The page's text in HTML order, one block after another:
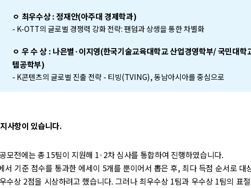
ㅇ 최우수상 : 정재안(아주대 경제학과)
- K-OTT의 글로벌 경쟁력 강화 전략: 팬덤과 상생을 통한 차별화
ㅇ 우 수 상 : 나은별·이지영(한국기술교육대학교 산업경영학부/ 국민대학
템공학부)
- K콘텐츠의 글로벌 진출 전략 - 티빙(TVING), 동남아시아를 중심으로
사항이 있습니다.
모전에는 총 15팀이 지원해 1·2차 심사를 통합하여 진행하였습니다.
서 기준 점수를 통과한 에세이 5개를 뿐이어서 뽑은 후, 최다 득점 순서로 대
수상 2점을 시상하려고 했습니다. 그러나 최우수상 1팀과 우수상 1팀의 표